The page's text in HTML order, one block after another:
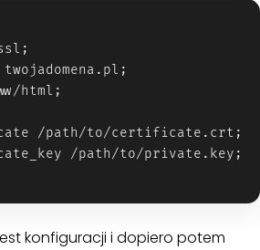
html;
/path/to/certificate.crt;
/path/to/private.key;
konfiguracji i dopiero potem